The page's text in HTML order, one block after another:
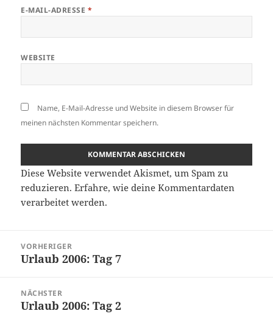
E-MAIL-ADRESSE *
WEBSITE
Name, E-Mail-Adresse und Website in diesem Browser für
meinen nächsten Kommentar speichern.
Diese Website verwendet Akismet, um Spam zu
reduzieren.Erfahre, wie deine Kommentardaten
verarbeitet werden.
VORHERIGER
Vorheriger
Urlaub 2006: Tag 7
NÄCHSTER
Nächster
Urlaub 2006: Tag 2